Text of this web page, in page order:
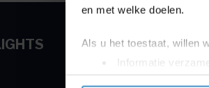
en met welke doelen.
Als u het toestaat, willen
Informatie
Uw apparaat